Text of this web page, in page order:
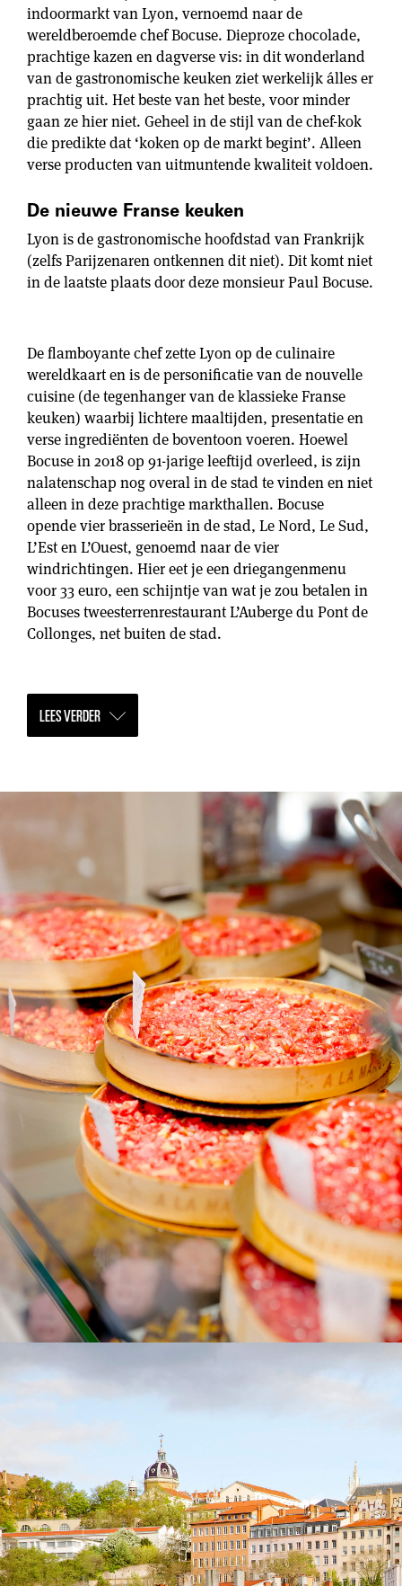
indoormarkt van Lyon, vernoemd naar de
wereldberoemde chef Bocuse. Dieproze chocolade,
prachtige kazen en dagverse vis: in dit wonderland
van de gastronomische keuken ziet werkelijk álles er
prachtig uit. Het beste van het beste, voor minder
gaan ze hier niet. Geheel in de stijl van de chef-kok
die predikte dat ‘koken op de markt begint’. Alleen
verse producten van uitmuntende kwaliteit voldoen.
De nieuwe Franse keuken
Lyon is de gastronomische hoofdstad van Frankrijk
(zelfs Parijzenaren ontkennen dit niet). Dit komt niet
in de laatste plaats door deze monsieur Paul Bocuse.
De flamboyante chef zette Lyon op de culinaire
wereldkaart en is de personificatie van de nouvelle
cuisine (de tegenhanger van de klassieke Franse
keuken) waarbij lichtere maaltijden, presentatie en
verse ingrediënten de boventoon voeren. Hoewel
Bocuse in 2018 op 91-jarige leeftijd overleed, is zijn
nalatenschap nog overal in de stad te vinden en niet
alleen in deze prachtige markthallen. Bocuse
opende vier brasserieën in de stad, Le Nord, Le Sud,
L’Est en L’Ouest, genoemd naar de vier
windrichtingen. Hier eet je een driegangenmenu
voor 33 euro, een schijntje van wat je zou betalen in
Bocuses tweesterrenrestaurant L’Auberge du Pont de
Collonges, net buiten de stad.
LEES VERDER